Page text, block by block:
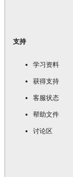
支持
学习资料
获得支持
客服状态
帮助文件
讨论区